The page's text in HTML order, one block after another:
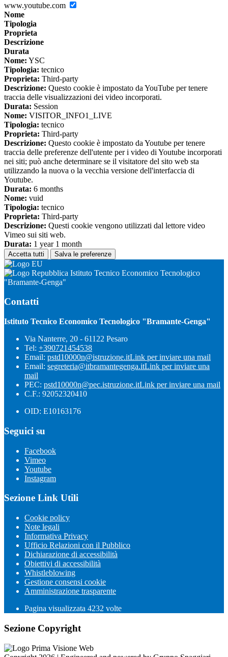
www.youtube.com
Nome
Tipologia
Proprieta
Descrizione
Durata
Nome: YSC
Tipologia: tecnico
Proprieta: Third-party
Descrizione: Questo cookie è impostato da YouTube per tenere
traccia delle visualizzazioni dei video incorporati.
Durata: Session
Nome: VISITOR_INFO1_LIVE
Tipologia: tecnico
Proprieta: Third-party
Descrizione: Questo cookie è impostato da Youtube per tenere
traccia delle preferenze dell'utente per i video di Youtube incorporati
nei siti; può anche determinare se il visitatore del sito web sta
utilizzando la nuova o la vecchia versione dell'interfaccia di
Youtube.
Durata: 6 months
Nome: vuid
Tipologia: tecnico
Proprieta: Third-party
Descrizione: Questi cookie vengono utilizzati dal lettore video
Vimeo sui siti web.
Durata: 1 year 1 month
Accetta tutti Salva le preferenze
Istituto Tecnico Economico Tecnologico
"Bramante-Genga"
Contatti
Istituto Tecnico Economico Tecnologico "Bramante-Genga"
Via Nanterre, 20 - 61122 Pesaro
Tel: +390721454538
Email: pstd10000n@istruzione.itLink per inviare una mail
Email: segreteria@itbramantegenga.itLink per inviare una
mail
PEC: pstd10000n@pec.istruzione.itLink per inviare una mail
C.F.: 92052320410
OID: E10163176
Seguici su
Facebook
Vimeo
Youtube
Instagram
Sezione Link Utili
Cookie policy
Note legali
Informativa Privacy
Ufficio Relazioni con il Pubblico
Dichiarazione di accessibilità
Obiettivi di accessibilità
Whistleblowing
Gestione consensi cookie
Amministrazione trasparente
Pagina visualizzata 4232 volte
Sezione Copyright